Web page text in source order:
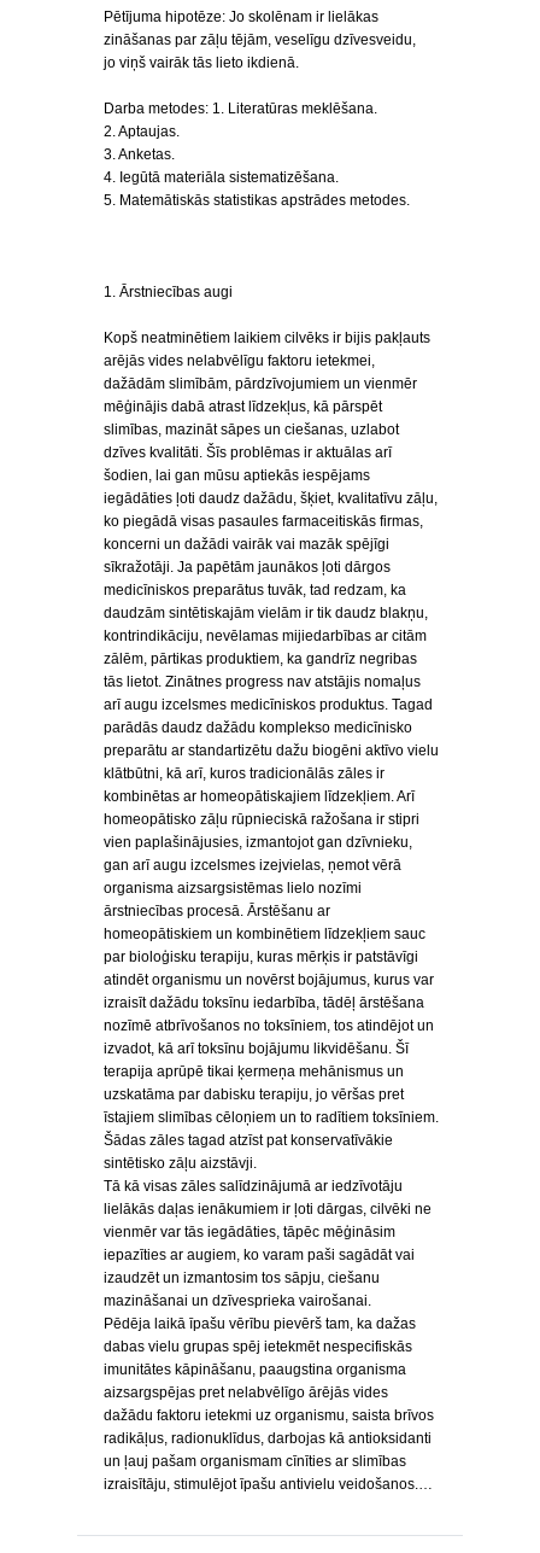
Pētījuma hipotēze: Jo skolēnam ir lielākas
zināšanas par zāļu tējām, veselīgu dzīvesveidu,
jo viņš vairāk tās lieto ikdienā.
Darba metodes: 1. Literatūras meklēšana.
2. Aptaujas.
3. Anketas.
4. Iegūtā materiāla sistematizēšana.
5. Matemātiskās statistikas apstrādes metodes.
1. Ārstniecības augi
Kopš neatminētiem laikiem cilvēks ir bijis pakļauts
arējās vides nelabvēlīgu faktoru ietekmei,
dažādām slimībām, pārdzīvojumiem un vienmēr
mēģinājis dabā atrast līdzekļus, kā pārspēt
slimības, mazināt sāpes un ciešanas, uzlabot
dzīves kvalitāti. Šīs problēmas ir aktuālas arī
šodien, lai gan mūsu aptiekās iespējams
iegādāties ļoti daudz dažādu, šķiet, kvalitatīvu zāļu,
ko piegādā visas pasaules farmaceitiskās firmas,
koncerni un dažādi vairāk vai mazāk spējīgi
sīkražotāji. Ja papētām jaunākos ļoti dārgos
medicīniskos preparātus tuvāk, tad redzam, ka
daudzām sintētiskajām vielām ir tik daudz blakņu,
kontrindikāciju, nevēlamas mijiedarbības ar citām
zālēm, pārtikas produktiem, ka gandrīz negribas
tās lietot. Zinātnes progress nav atstājis nomaļus
arī augu izcelsmes medicīniskos produktus. Tagad
parādās daudz dažādu komplekso medicīnisko
preparātu ar standartizētu dažu biogēni aktīvo vielu
klātbūtni, kā arī, kuros tradicionālās zāles ir
kombinētas ar homeopātiskajiem līdzekļiem. Arī
homeopātisko zāļu rūpnieciskā ražošana ir stipri
vien paplašinājusies, izmantojot gan dzīvnieku,
gan arī augu izcelsmes izejvielas, ņemot vērā
organisma aizsargsistēmas lielo nozīmi
ārstniecības procesā. Ārstēšanu ar
homeopātiskiem un kombinētiem līdzekļiem sauc
par bioloģisku terapiju, kuras mērķis ir patstāvīgi
atindēt organismu un novērst bojājumus, kurus var
izraisīt dažādu toksīnu iedarbība, tādēļ ārstēšana
nozīmē atbrīvošanos no toksīniem, tos atindējot un
izvadot, kā arī toksīnu bojājumu likvidēšanu. Šī
terapija aprūpē tikai ķermeņa mehānismus un
uzskatāma par dabisku terapiju, jo vēršas pret
īstajiem slimības cēloņiem un to radītiem toksīniem.
Šādas zāles tagad atzīst pat konservatīvākie
sintētisko zāļu aizstāvji.
Tā kā visas zāles salīdzinājumā ar iedzīvotāju
lielākās daļas ienākumiem ir ļoti dārgas, cilvēki ne
vienmēr var tās iegādāties, tāpēc mēģināsim
iepazīties ar augiem, ko varam paši sagādāt vai
izaudzēt un izmantosim tos sāpju, ciešanu
mazināšanai un dzīvesprieka vairošanai.
Pēdēja laikā īpašu vērību pievērš tam, ka dažas
dabas vielu grupas spēj ietekmēt nespecifiskās
imunitātes kāpināšanu, paaugstina organisma
aizsargspējas pret nelabvēlīgo ārējās vides
dažādu faktoru ietekmi uz organismu, saista brīvos
radikāļus, radionuklīdus, darbojas kā antioksidanti
un ļauj pašam organismam cīnīties ar slimības
izraisītāju, stimulējot īpašu antivielu veidošanos.…